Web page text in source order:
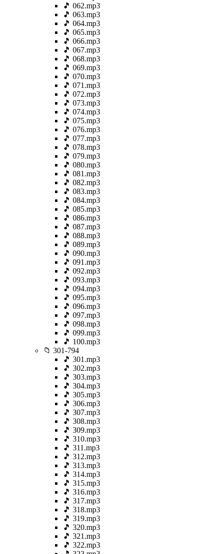
🎵 062.mp3
🎵 063.mp3
🎵 064.mp3
🎵 065.mp3
🎵 066.mp3
🎵 067.mp3
🎵 068.mp3
🎵 069.mp3
🎵 070.mp3
🎵 071.mp3
🎵 072.mp3
🎵 073.mp3
🎵 074.mp3
🎵 075.mp3
🎵 076.mp3
🎵 077.mp3
🎵 078.mp3
🎵 079.mp3
🎵 080.mp3
🎵 081.mp3
🎵 082.mp3
🎵 083.mp3
🎵 084.mp3
🎵 085.mp3
🎵 086.mp3
🎵 087.mp3
🎵 088.mp3
🎵 089.mp3
🎵 090.mp3
🎵 091.mp3
🎵 092.mp3
🎵 093.mp3
🎵 094.mp3
🎵 095.mp3
🎵 096.mp3
🎵 097.mp3
🎵 098.mp3
🎵 099.mp3
🎵 100.mp3
📁 301-794
🎵 301.mp3
🎵 302.mp3
🎵 303.mp3
🎵 304.mp3
🎵 305.mp3
🎵 306.mp3
🎵 307.mp3
🎵 308.mp3
🎵 309.mp3
🎵 310.mp3
🎵 311.mp3
🎵 312.mp3
🎵 313.mp3
🎵 314.mp3
🎵 315.mp3
🎵 316.mp3
🎵 317.mp3
🎵 318.mp3
🎵 319.mp3
🎵 320.mp3
🎵 321.mp3
🎵 322.mp3